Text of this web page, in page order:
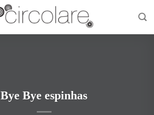
Bye Bye espinhas